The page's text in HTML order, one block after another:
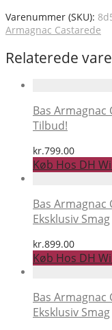
Varenummer (SKU):
Armagnac Castarede
Relaterede
Bas Armagnac
Tilbud!
kr.799.00
Køb Hos DH
Bas Armagnac
Eksklusiv Smag
kr.899.00
Køb Hos DH
Bas Armagnac
Eksklusiv Smag